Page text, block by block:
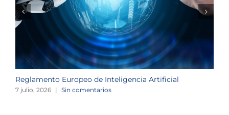
Reglamento Europeo de Inteligencia Artificial
7 julio, 2026 | Sin comentarios